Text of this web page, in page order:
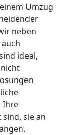
Umzug
neben
auch
ideal,
Ihre
sie an